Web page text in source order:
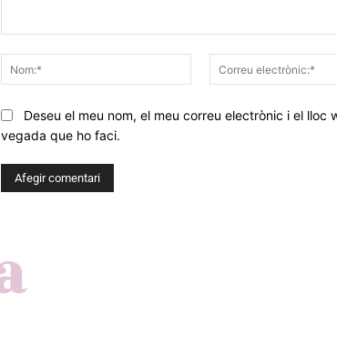
Nom:*
Deseu el meu nom, el meu correu electrònic i el
vegada que ho faci.